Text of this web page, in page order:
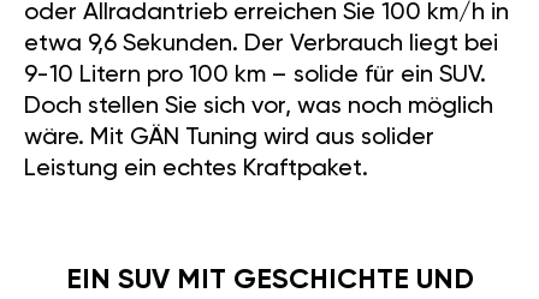
oder Allradantrieb erreichen Sie 100 km/h in
etwa 9,6 Sekunden. Der Verbrauch liegt bei
9-10 Litern pro 100 km – solide für ein SUV.
Doch stellen Sie sich vor, was noch möglich
wäre. Mit GÄN Tuning wird aus solider
Leistung ein echtes Kraftpaket.
EIN SUV MIT GESCHICHTE UND